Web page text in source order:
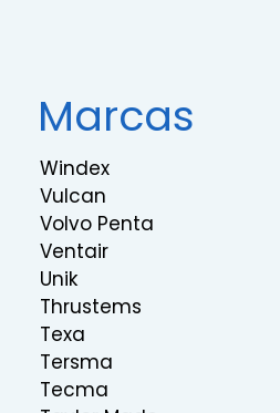
Marcas
Windex
Vulcan
Volvo Penta
Ventair
Unik
Thrustems
Texa
Tersma
Tecma